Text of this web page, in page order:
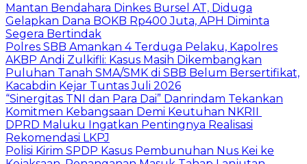
Mantan Bendahara Dinkes Bursel AT, Diduga
Gelapkan Dana BOKB Rp400 Juta, APH Diminta
Segera Bertindak
Polres SBB Amankan 4 Terduga Pelaku, Kapolres
AKBP Andi Zulkifli: Kasus Masih Dikembangkan
Puluhan Tanah SMA/SMK di SBB Belum Bersertifikat,
Kacabdin Kejar Tuntas Juli 2026
“Sinergitas TNI dan Para Dai” Danrindam Tekankan
Komitmen Kebangsaan Demi Keutuhan NKRII ‎
DPRD Maluku Ingatkan Pentingnya Realisasi
Rekomendasi LKPJ
Polisi Kirim SPDP Kasus Pembunuhan Nus Kei ke